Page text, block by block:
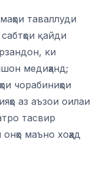
таваллуди
қайди
ки
медиҳанд;
чорабиниҳои
аз аъзои оилаи
тасвир
маъно хоҳад